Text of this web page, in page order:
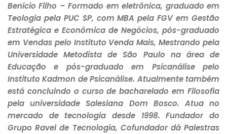
Benício Filho – Formado em eletrônica, graduado em
Teologia pela PUC SP, com MBA pela FGV em Gestão
Estratégica e Econômica de Negócios, pós-graduado
em Vendas pelo Instituto Venda Mais, Mestrando pela
Universidade Metodista de São Paulo na área de
Educação e pós-graduado em Psicanálise pelo
Instituto Kadmon de Psicanálise. Atualmente também
está concluindo o curso de bacharelado em Filosofia
pela universidade Salesiana Dom Bosco. Atua no
mercado de tecnologia desde 1998. Fundador do
Grupo Ravel de Tecnologia, Cofundador dá Palestras